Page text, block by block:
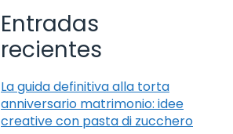
Entradas
recientes
La guida definitiva alla torta
anniversario matrimonio: idee
creative con pasta di zucchero